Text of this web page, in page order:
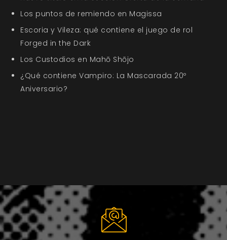
Los puntos de remiendo en Magissa
Escoria y Vileza: qué contiene el juego de rol
Forged in the Dark
Los Custodios en Mahō Shōjo
¿Qué contiene Vampiro: La Mascarada 20º
Aniversario?